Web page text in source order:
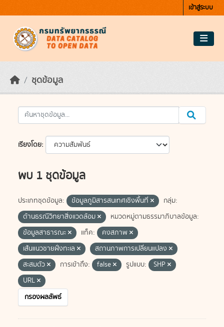
เข้าสู่ระบบ
ชุดข้อมูล
เรียงโดย
พบ 1 ชุดข้อมูล
ประเภทชุดข้อมูล: ข้อมูลภูมิสารสนเทศเชิงพื้นที่
กลุ่ม:
ด้านธรณีวิทยาสิ่งแวดล้อม
หมวดหมู่ตามธรรมาภิบาลข้อมูล:
ข้อมูลสาธารณะ
แท็ค:
คงสภาพ
เส้นแนวชายฝั่งทะเล
สถานภาพการเปลี่ยนแปลง
สะสมตัว
การเข้าถึง: false รูปแบบ:
SHP
URL
กรองผลลัพธ์